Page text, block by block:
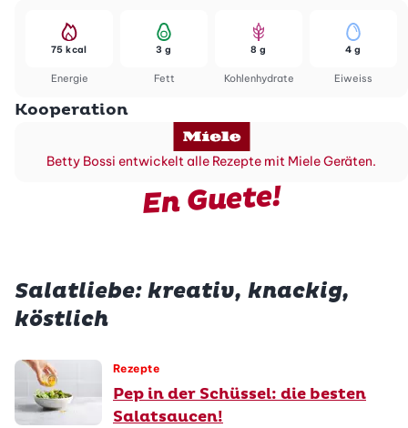
Energie
75 kcal
Fett
3 g
Kohlenhydrate
8 g
Eiweiss
4 g
Kooperation
Betty Bossi entwickelt alle Rezepte mit Miele Geräten.
En Guete!
Salatliebe: kreativ, knackig,
köstlich
Rezepte
Pep in der Schüssel: die besten
Salatsaucen!